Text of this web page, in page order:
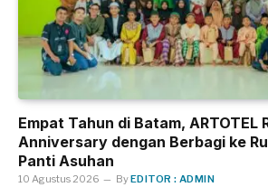
Empat Tahun di Batam, ARTOTEL
Anniversary dengan Berbagi ke
Panti Asuhan
10 Agustus 2026 ByEDITOR : ADMIN